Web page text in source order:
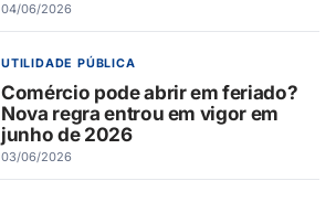
04/06/2026
UTILIDADE PÚBLICA
Comércio pode abrir em feriado?
Nova regra entrou em vigor em
junho de 2026
03/06/2026